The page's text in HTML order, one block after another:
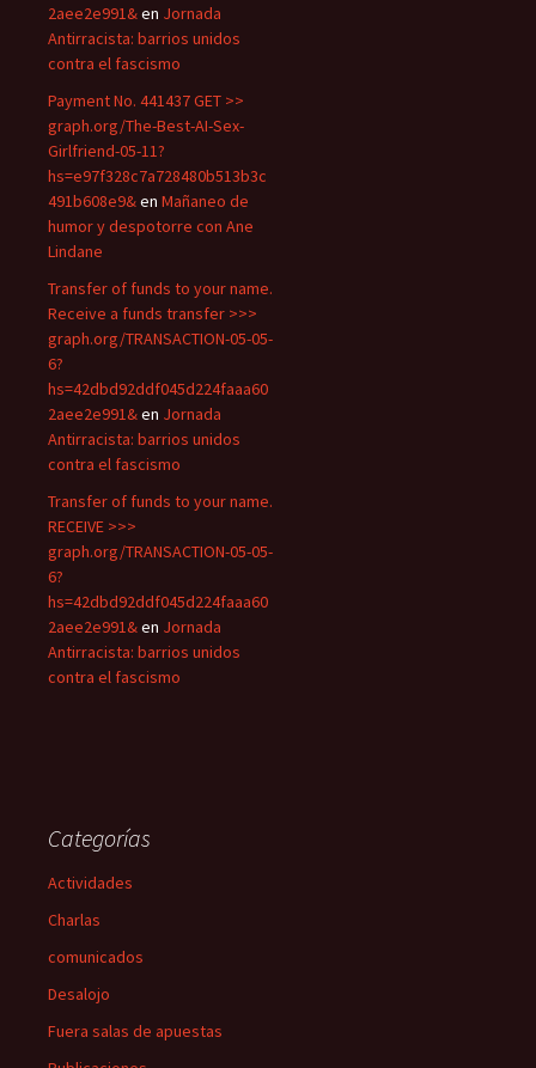
2aee2e991&en Jornada
Antirracista: barrios unidos
contra el fascismo
Payment No. 441437 GET >>
graph.org/The-Best-AI-Sex-
Girlfriend-05-11?
hs=e97f328c7a728480b513b3c
491b608e9&en Mañaneo de
humor y despotorre con Ane
Lindane
Transfer of funds to your name.
Receive a funds transfer >>>
graph.org/TRANSACTION-05-05-
6?
hs=42dbd92ddf045d224faaa60
2aee2e991&en Jornada
Antirracista: barrios unidos
contra el fascismo
Transfer of funds to your name.
RECEIVE >>>
graph.org/TRANSACTION-05-05-
6?
hs=42dbd92ddf045d224faaa60
2aee2e991&en Jornada
Antirracista: barrios unidos
contra el fascismo
Categorías
Actividades
Charlas
comunicados
Desalojo
Fuera salas de apuestas